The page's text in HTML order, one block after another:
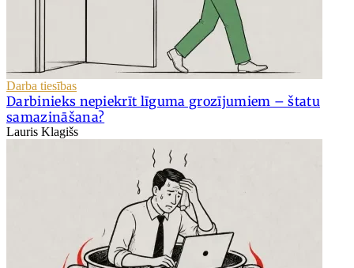
Darba tiesības
Darbinieks nepiekrīt līguma grozījumiem – štatu
samazināšana?
Lauris Klagišs